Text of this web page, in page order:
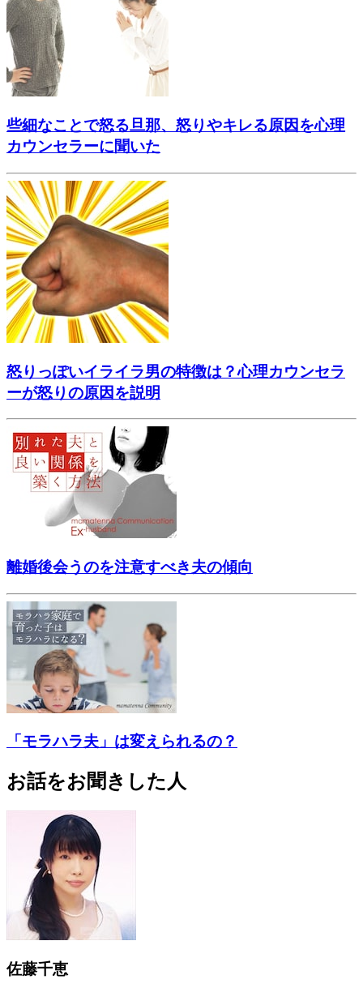
些細なことで怒る旦那、怒りやキレる原因を心理
カウンセラーに聞いた
怒りっぽいイライラ男の特徴は？心理カウンセラ
ーが怒りの原因を説明
離婚後会うのを注意すべき夫の傾向
「モラハラ夫」は変えられるの？
お話をお聞きした人
佐藤千恵